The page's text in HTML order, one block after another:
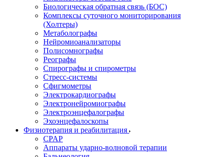
Биологическая обратная связь (БОС)
Комплексы суточного мониторирования
(Холтеры)
Метаболографы
Нейромиоанализаторы
Полисомнографы
Реографы
Спирографы и спирометры
Стресс-системы
Сфигмометры
Электрокардиографы
Электронейромиографы
Электроэнцефалографы
Эхоэнцефалоскопы
Физиотерапия и реабилитация
CPAP
Аппараты ударно-волновой терапии